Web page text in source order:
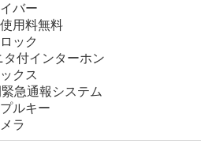
バー
用料無料
ック
タ付インターホン
クス
急通報システム
ルキー
ラ